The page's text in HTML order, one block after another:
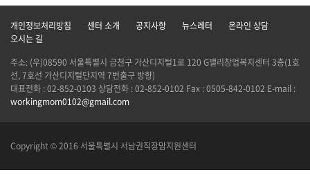
개인정보처리방침 센터 소개 공지사항 뉴스레터
온라인 상담
오시는 길
주소: (우)08590 서울특별시 금천구 가산디지털1로 120 G밸리창업복지센터 3층(1호
선, 7호선 가산디지털단지역 7번출구 방향)
대표전화 : 02-852-0103 상담전화 : 02-852-0102 Fax : 0505-842-0102 E-mail :
workingmom0102@gmail.com
Copyright © 2016 서울특별시 서남권직장맘지원센터